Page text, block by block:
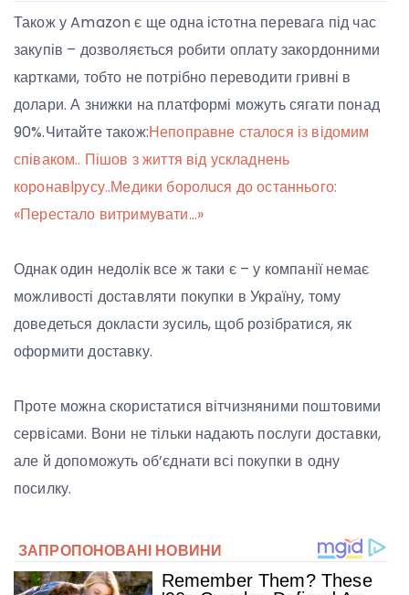
Також у Amazon є ще одна істотна перевага під час
закупів – дозволяється робити оплату закордонними
картками, тобто не потрібно переводити гривні в
долари. А знижки на платформі можуть сягати понад
90%.Читайте також:Непоправне сталося із відомим
співаком.. Пішов з життя від ускладнень
коронавlрусу..Медики боролuся до останнього:
«Перестало витримувати…»
Однак один недолік все ж таки є – у компанії немає
можливості доставляти покупки в Україну, тому
доведеться докласти зусиль, щоб розібратися, як
оформити доставку.
Проте можна скористатися вітчизняними поштовими
сервісами. Вони не тільки надають послуги доставки,
але й допоможуть об’єднати всі покупки в одну
посилку.